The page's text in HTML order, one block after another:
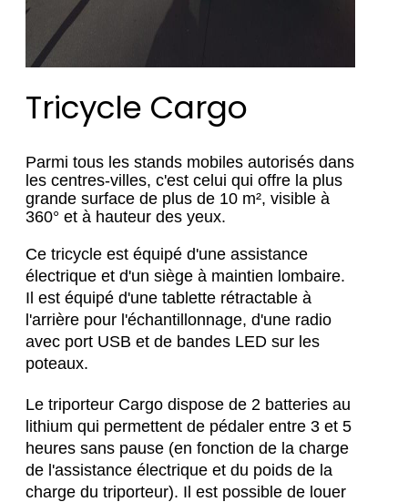
Tricycle Cargo
Parmi tous les stands mobiles autorisés dans
les centres-villes, c'est celui qui offre la plus
grande surface de plus de 10 m², visible à
360° et à hauteur des yeux.
Ce tricycle est équipé d'une assistance
électrique et d'un siège à maintien lombaire.
Il est équipé d'une tablette rétractable à
l'arrière pour l'échantillonnage, d'une radio
avec port USB et de bandes LED sur les
poteaux.
Le triporteur Cargo dispose de 2 batteries au
lithium qui permettent de pédaler entre 3 et 5
heures sans pause (en fonction de la charge
de l'assistance électrique et du poids de la
charge du triporteur). Il est possible de louer